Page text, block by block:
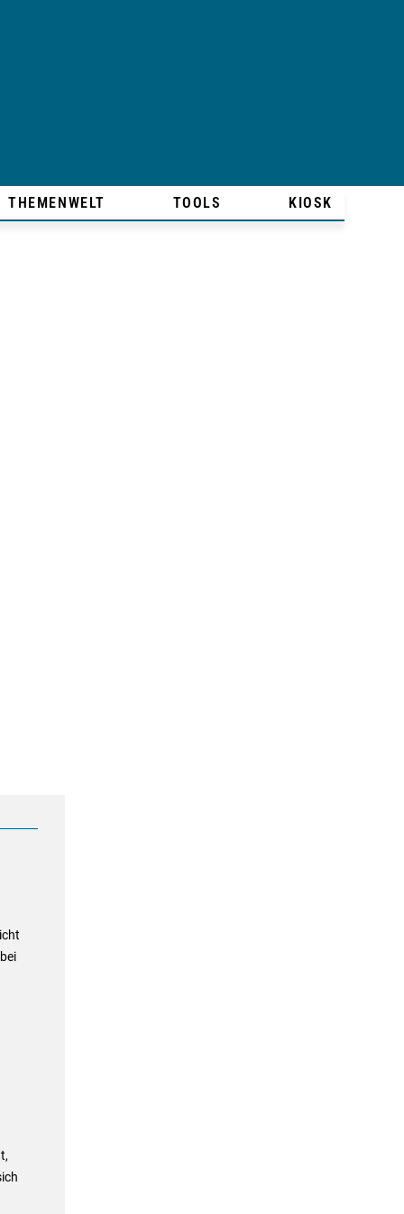
THEMENWELT TOOLS KIOSK